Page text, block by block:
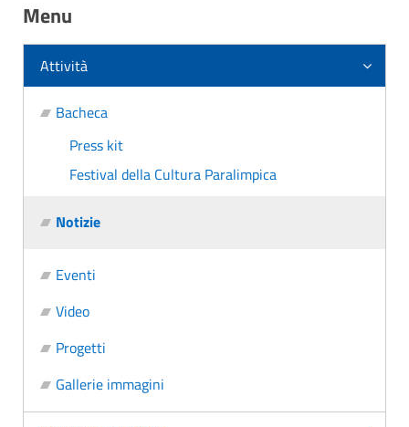
Menu
Attività
Bacheca
Press kit
Festival della Cultura Paralimpica
Notizie
Eventi
Video
Progetti
Gallerie immagini